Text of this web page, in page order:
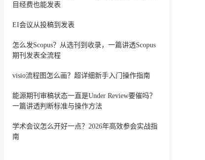
目经费也能发表
EI会议从投稿到发表
怎么发Scopus？从选刊到收录，一篇讲透Scopus
期刊发表全流程
visio流程图怎么画？超详细新手入门操作指南
能源期刊审稿状态一直是Under Review要催吗？
一篇讲透判断标准与操作方法
学术会议怎么开好一点？2026年高效参会实战指
南